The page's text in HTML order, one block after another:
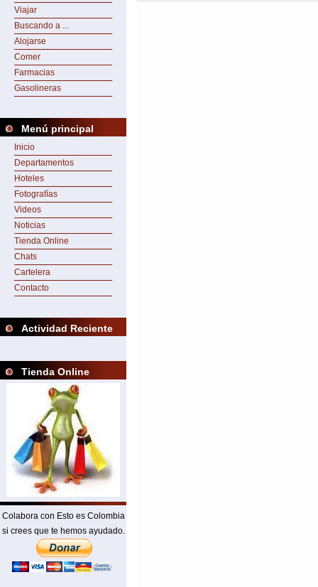
Viajar
Buscando a ...
Alojarse
Comer
Farmacias
Gasolineras
Menú principal
Inicio
Departamentos
Hoteles
Fotografías
Videos
Noticias
Tienda Online
Chats
Cartelera
Contacto
Actividad Reciente
Tienda Online
Colabora con Esto es Colombia
si crees que te hemos ayudado.